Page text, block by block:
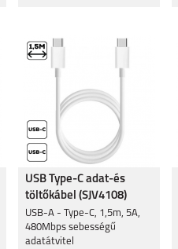
USB Type-C adat-és
töltőkábel (SJV4108)
USB-A - Type-C, 1,5m, 5A,
480Mbps sebességű
adatátvitel